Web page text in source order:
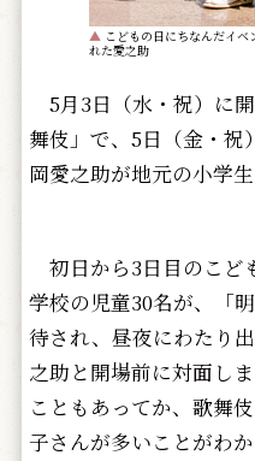
▲ こどもの日にちなんだイ
れた愛之助
5月3日（水・祝）に
舞伎」で、5日（金・祝
岡愛之助が地元の小学
初日から3日目のこど
学校の児童30名が、「
待され、昼夜にわたり
之助と開場前に対面し
こともあってか、歌舞
子さんが多いことがわ